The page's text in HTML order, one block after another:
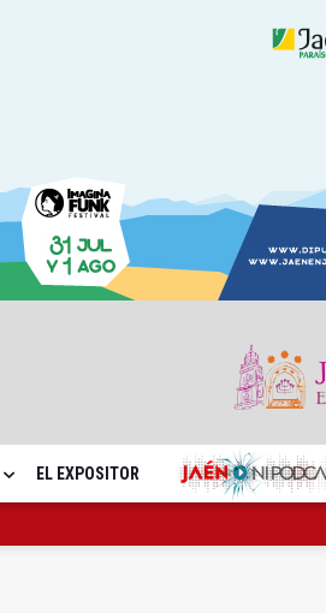
EL EXPOSITOR